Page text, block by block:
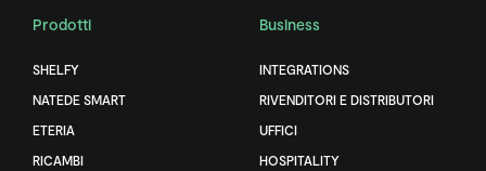
Prodotti
SHELFY
NATEDE SMART
ETERIA
RICAMBI
Business
INTEGRATIONS
RIVENDITORI E DISTRIBUTORI
UFFICI
HOSPITALITY